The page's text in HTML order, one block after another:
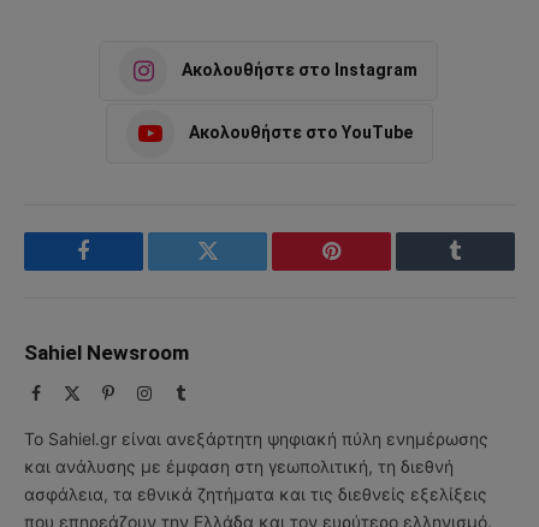
Ακολουθήστε στο Instagram
Ακολουθήστε στο YouTube
Facebook Twitter Pinterest Tumblr
Sahiel Newsroom
Facebook PinterestInstagram
Tumblr
Το Sahiel.gr είναι ανεξάρτητη ψηφιακή πύλη ενημέρωσης
και ανάλυσης με έμφαση στη γεωπολιτική, τη διεθνή
ασφάλεια, τα εθνικά ζητήματα και τις διεθνείς εξελίξεις
που επηρεάζουν την Ελλάδα και τον ευρύτερο ελληνισμό.